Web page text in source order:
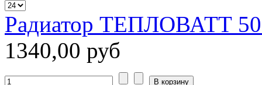
Радиатор ТЕПЛОВАТТ
1340,00 руб